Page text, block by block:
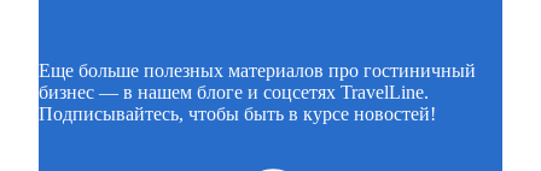
Еще больше полезных материалов про гостиничный
бизнес — в нашем блоге и соцсетях TravelLine.
Подписывайтесь, чтобы быть в курсе новостей!